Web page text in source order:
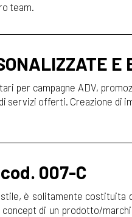
team.
per campagne ADV,
servizi offerti. Creazione di
cod. 007-C
è solitamente costituita
di un prodotto/